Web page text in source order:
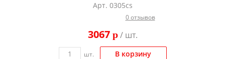
Арт. 0305cs
0 отзывов
3067 p/ шт.
шт. В корзину